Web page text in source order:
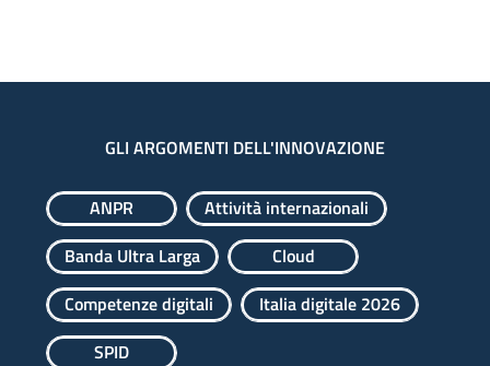
GLI ARGOMENTI DELL'INNOVAZIONE
ANPR
Attività internazionali
Banda Ultra Larga
Cloud
Competenze digitali
Italia digitale 2026
SPID